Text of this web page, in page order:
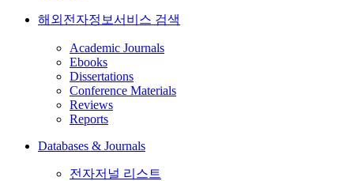
해외전자정보서비스 검색
Academic Journals
Ebooks
Dissertations
Conference Materials
Reviews
Reports
Databases & Journals
전자저널 리스트